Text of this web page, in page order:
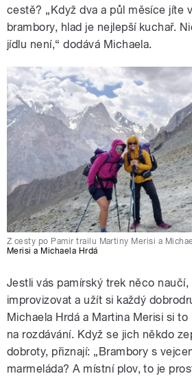
cestě? „Když dva a půl měsíce jíte
brambory, hlad je nejlepší kuchař.
jídlu není,“ dodává Michaela.
Z cesty po Pamir trailu Martiny Merisi a
Merisi a Michaela Hrdá
Jestli vás pamírský trek něco naučí,
improvizovat a užít si každý
Michaela Hrdá a Martina Merisi si
na rozdávání. Když se jich někdo
dobroty, přiznají: „Brambory s
marmeláda? A místní plov, to je